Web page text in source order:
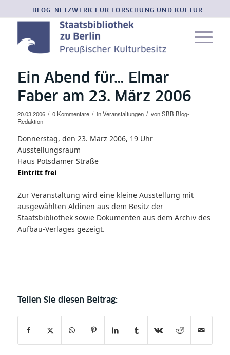
BLOG-NETZWERK FÜR FORSCHUNG UND KULTUR
Ein Abend für… Elmar
Faber am 23. März 2006
20.03.2006 / 0 Kommentare / inVeranstaltungen / vonSBB Blog-
Redaktion
Donnerstag, den 23. März 2006, 19 Uhr
Ausstellungsraum
Haus Potsdamer Straße
Eintritt frei
Zur Veranstaltung wird eine kleine Ausstellung mit
ausgewählten Aldinen aus dem Besitz der
Staatsbibliothek sowie Dokumenten aus dem Archiv des
Aufbau-Verlages gezeigt.